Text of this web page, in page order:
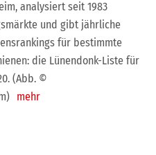
analysiert seit 1983
und gibt jährliche
für bestimmte
die Lünendonk-Liste für
(Abb. ©
mehr